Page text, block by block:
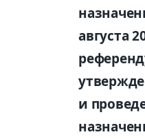
августа
и